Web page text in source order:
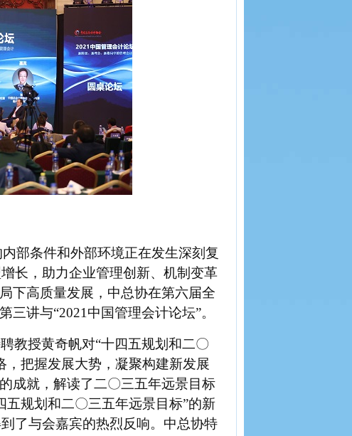
部条件和外部环境正在发生深刻复
长，助力企业管理创新、机制变革
下高质量发展， 中总协在第六届全
三讲与“2021中国管理会计论坛”。
教授黄奇帆对“十四五规划和二〇
，把握发展大势，凝聚构建新发展
成就，解读了二〇三五年远景目标
五规划和二〇三五年远景目标”的新
到了与会嘉宾的热烈反 响。中总协特